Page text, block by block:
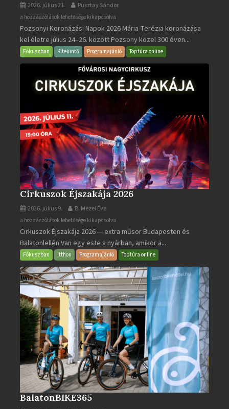
2026. július 21. Pusztay Sándor
Pozsonyi
Koronázási
Napok
bejegyzéshez
a hozzászólások lehetősége kikapcsolva
Pozsonyi Koronázási Napok 2026 Mária Terézia koronázása
kel életre július 24–26. között Pozsony közel 300 éven...
Fókuszban Kitekintő Programajánló Toptúra online
Cirkuszok Éjszakája 2026
2026. július 9. B. Mezei Éva
Cirkuszok
Éjszakája
2026
bejegyzéshez
a hozzászólások lehetősége kikapcsolva
Cirkuszok Éjszakája 2026 — extra műsor Budapesten és
Balatonlellén Van egy este a nyárban, amikor a...
Fókuszban Itthon Programajánló Toptúra online
BalatonBIKE365